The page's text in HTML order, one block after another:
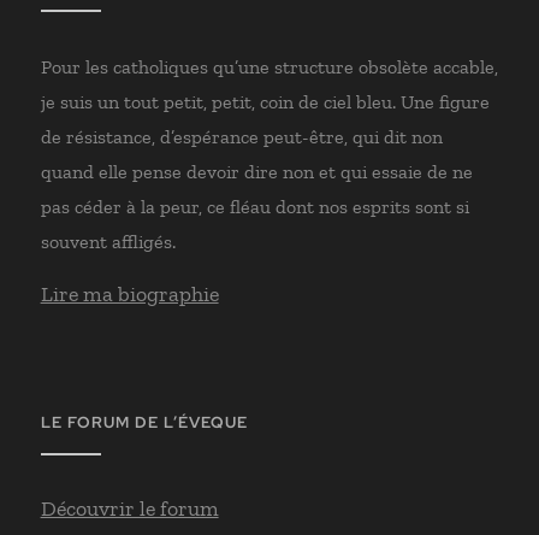
Pour les catholiques qu’une structure obsolète accable,
je suis un tout petit, petit, coin de ciel bleu. Une figure
de résistance, d’espérance peut-être, qui dit non
quand elle pense devoir dire non et qui essaie de ne
pas céder à la peur, ce fléau dont nos esprits sont si
souvent affligés.
Lire ma biographie
LE FORUM DE L’ÉVEQUE
Découvrir le forum